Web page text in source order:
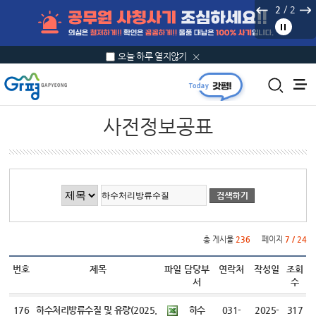
2 / 2
오늘 하루 열지않기
사전정보공표
총 게시물 236 페이지 7 / 24
번호 제목 파일 담당부
서
연락처 작성일
조회
수
176
하수처리방류수질 및 유량(2025.
하수
031-
2025-
317